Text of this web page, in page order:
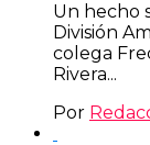
Un hecho
División
colega
Rivera...
Por